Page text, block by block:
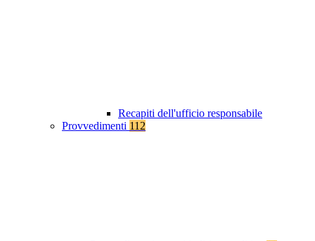
Recapiti dell'ufficio responsabile
Provvedimenti 112